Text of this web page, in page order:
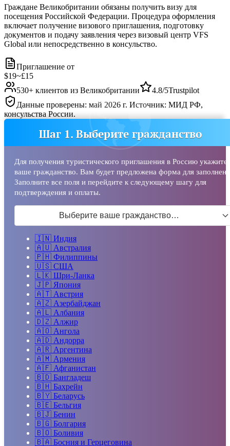
Граждане Великобритании обязаны получить визу для
посещения Российской Федерации. Процедура оформления
включает получение визового приглашения, подготовку
документов и подачу заявления через визовый центр VFS
Global или непосредственно в консульство.
Приглашение от
$19~£15
530+ клиентов из Великобритании 4.8/5Trustpilot
Данные проверены: май 2026 г. Источник: МИД РФ,
консульства России.
Шаг 1. Выберите гражданство
Для получения туристического приглашения в Россию укажите
ваше гражданство. Вам будет предложена форма для
Заполните все поля и перейдите к следующему шагу для
подтверждения и оплаты.
Выберите ваше гражданство…
🇮🇳 Индия
🇦🇺 Австралия
🇵🇭 Филиппины
🇺🇸 США
🇱🇰 Шри-Ланка
🇯🇵 Япония
🇦🇹 Австрия
🇦🇿 Азербайджан
🇦🇱 Албания
🇩🇿 Алжир
🇦🇴 Ангола
🇦🇩 Андорра
🇦🇷 Аргентина
🇦🇲 Армения
🇦🇫 Афганистан
🇧🇩 Бангладеш
🇧🇭 Бахрейн
🇧🇾 Беларусь
🇧🇪 Бельгия
🇧🇯 Бенин
🇧🇬 Болгария
🇧🇴 Боливия
🇧🇦 Босния и Герцеговина